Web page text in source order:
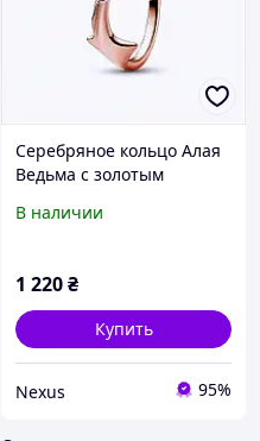
Серебряное кольцо Алая
Ведьма с золотым
В наличии
1 220₴
Купить
Nexus 95%